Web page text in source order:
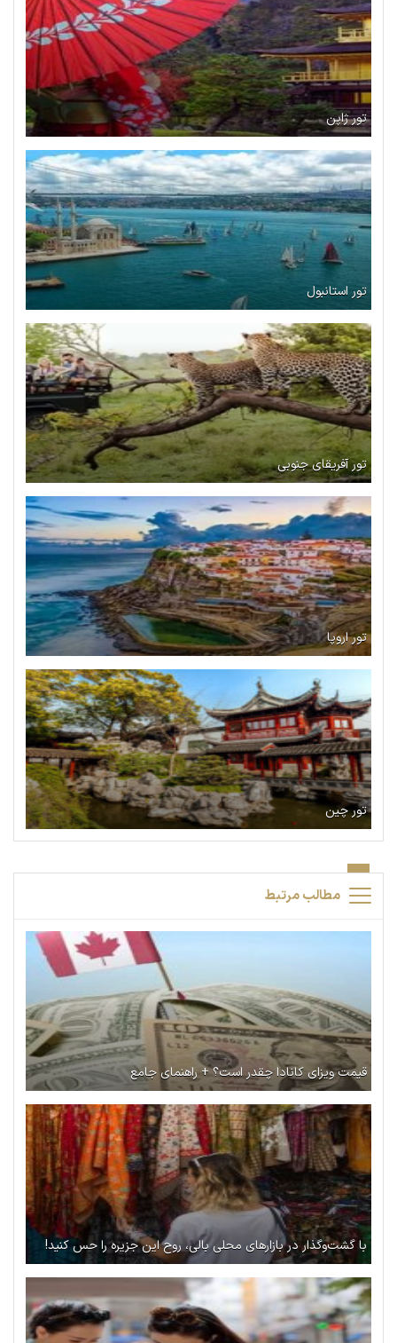
تور ژاپن
تور استانبول
تور آفریقای جنوبی
تور اروپا
تور چین
مطالب مرتبط
قیمت ویزای کانادا چقدر است؟ + راهنمای جامع
با گشت‌وگذار در بازارهای محلی بالی، روح این جزیره را حس کنید!